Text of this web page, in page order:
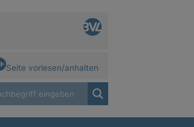
Seite vorlesen/anhalten